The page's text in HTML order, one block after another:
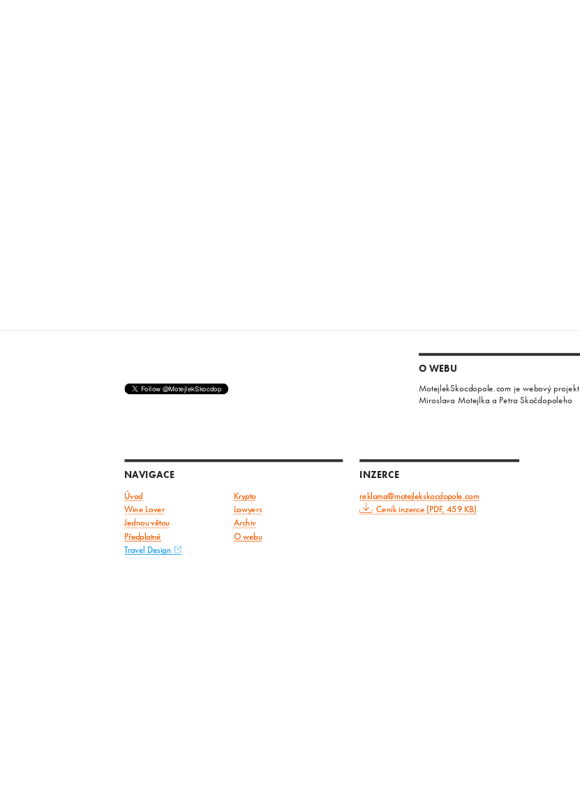
O WEBU
MotejlekSkocdopole.com je webový projekt
Miroslava Motejlka a Petra Skočdopoleho
NAVIGACE
Úvod Krypto
Wine Lover
Lawyers
Jednou větou
Archiv
Předplatné O webu
Travel Design
INZERCE
reklama@motejlekskocdopole.com
Ceník inzerce (PDF, 459 KB)